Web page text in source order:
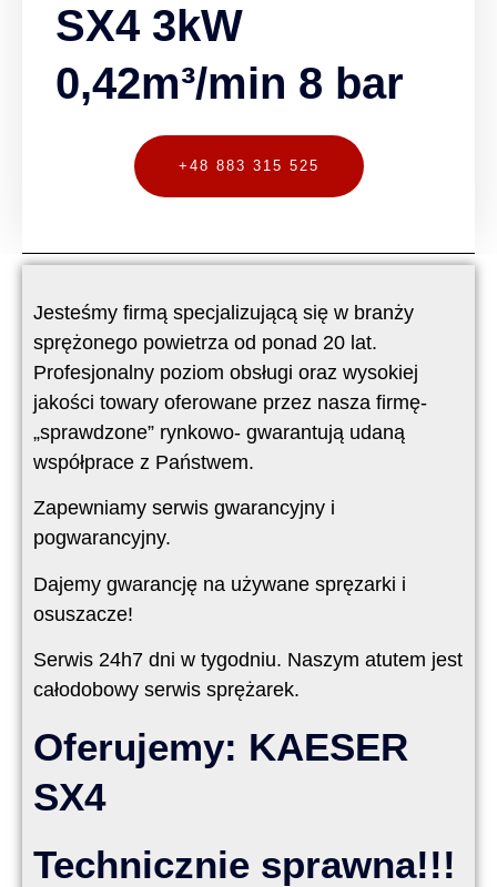
SX4 3kW
0,42m³/min 8 bar
+48 883 315 525
Jesteśmy firmą specjalizującą się w branży
sprężonego powietrza od ponad 20 lat.
Profesjonalny poziom obsługi oraz wysokiej
jakości towary oferowane przez nasza firmę-
„sprawdzone” rynkowo- gwarantują udaną
współprace z Państwem.
Zapewniamy serwis gwarancyjny i
pogwarancyjny.
Dajemy gwarancję na używane spręzarki i
osuszacze!
Serwis 24h7 dni w tygodniu. Naszym atutem jest
całodobowy serwis sprężarek.
Oferujemy: KAESER
SX4
Technicznie sprawna!!!